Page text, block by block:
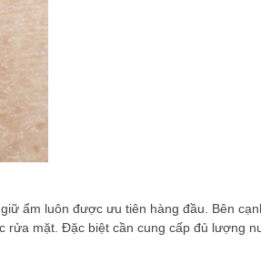
ẩm luôn được ưu tiên hàng đầu. Bên
mặt. Đặc biệt cần cung cấp đủ lượng